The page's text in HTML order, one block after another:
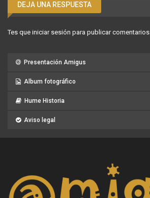
DEJA UNA RESPUESTA
Tes que iniciar sesión para publicar comentarios.
Presentación Amigus
Album fotográfico
Hume Historia
Aviso legal